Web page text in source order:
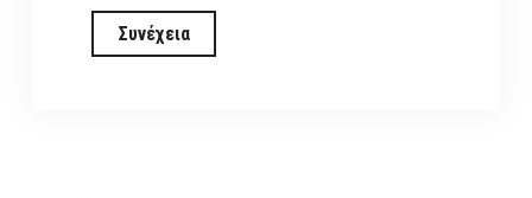
ΣυνέχειαΤο